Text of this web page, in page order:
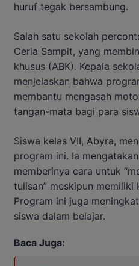
huruf tegak bersambung.
Salah satu sekolah
Ceria Sampit, yang
khusus (ABK). Kepala
menjelaskan bahwa
membantu mengasah
tangan-mata bagi para
Siswa kelas VII, Abyra,
program ini. Ia
memberinya cara untuk
tulisan” meskipun memiliki
Program ini juga
siswa dalam belajar.
Baca Juga: